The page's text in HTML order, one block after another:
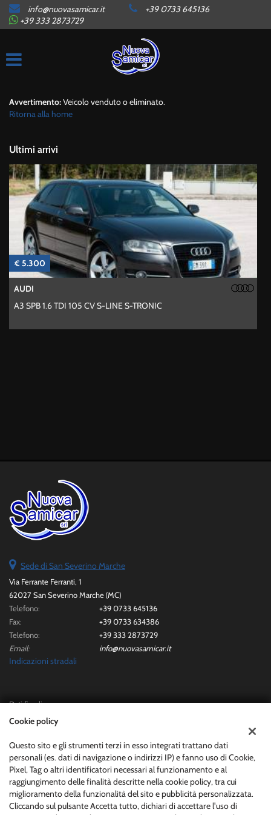
HOME
AZIENDA
CONTATTI
SERVIZI
GARANZIE
FINANZIAMENTI
info@nuovasamicar.it
+39 0733 645136
+39 333 2873729
Avvertimento:Veicolo venduto o eliminato.
Ritorna alla home
Ultimi arrivi
€ 5.300
AUDI
A3 SPB 1.6 TDI 105 CV S-LINE S-TRONIC
Sede di San Severino Marche
Via Ferrante Ferranti, 1
62027 San Severino Marche (MC)
Telefono:
+39 0733 645136
Fax:
+39 0733 634386
Telefono:
+39 333 2873729
Email:
info@nuovasamicar.it
Indicazioni stradali
Dati fiscali:
Nuova Samicar Srl
C.F/P.IVA:01565250436
Registro delle imprese:MC
Cookie policy
Questo sito e gli strumenti terzi in esso integrati trattano dati
personali (es. dati di navigazione o indirizzi IP) e fanno uso di Cookie,
Pixel, Tag o altri identificatori necessari al funzionamento e al
raggiungimento delle finalità descritte nella cookie policy, tra cui
miglioramento della funzionalità del sito e pubblicità personalizzata.
Cliccando sul pulsante Accetta tutto, dichiari di accettare l'uso di